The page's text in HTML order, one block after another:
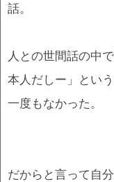
話。
人との世間話の中
本人だしー」とい
一度もなかった。
だからと言って自